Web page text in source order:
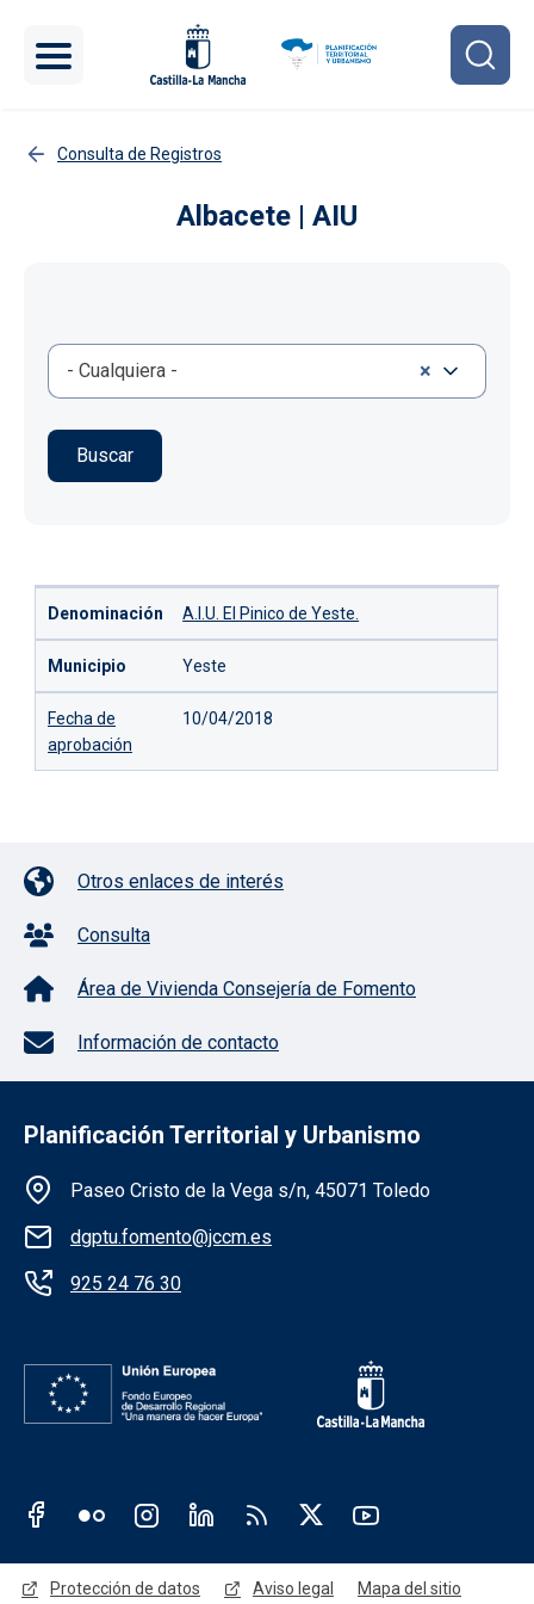
Consulta de Registros
Albacete | AIU
×
- Cualquiera -
Denominación A.I.U. El Pinico de Yeste.
Municipio Yeste
Fecha de
aprobación
10/04/2018
Pie de página con iconos
Otros enlaces de interés
Consulta
Área de Vivienda Consejería de Fomento
Información de contacto
Planificación Territorial y Urbanismo
Información de la institución
Paseo Cristo de la Vega s/n, 45071 Toledo
dgptu.fomento@jccm.es
925 24 76 30
Redes sociales JCCM
Menú legal
Protección de datos Aviso legal Mapa del sitio